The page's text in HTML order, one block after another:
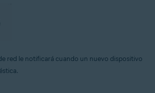
red le notificará cuando un nuevo dispositivo